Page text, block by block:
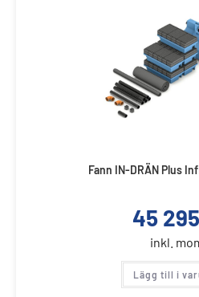
Fann IN-DRÄN Plus
45 295
inkl.
Lägg till i